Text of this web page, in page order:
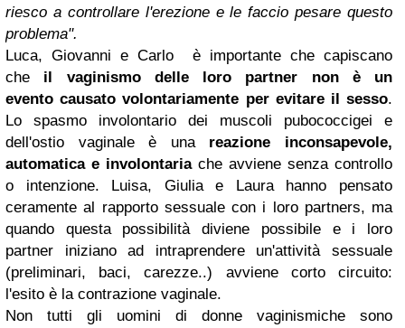
riesco a controllare l'erezione e le faccio pesare questo
problema".
Luca, Giovanni e Carlo è importante che capiscano
che il vaginismo delle loro partner non è un
evento causato volontariamente per evitare il sesso.
Lo spasmo involontario dei muscoli pubococcigei e
dell'ostio vaginale è unareazione inconsapevole,
automatica e involontariache avviene senza controllo
o intenzione. Luisa, Giulia e Laura hanno pensato
ceramente al rapporto sessuale con i loro partners, ma
quando questa possibilità diviene possibile e i loro
partner iniziano ad intraprendere un'attività sessuale
(preliminari, baci, carezze..) avviene corto circuito:
l'esito è la contrazione vaginale.
Non tutti gli uomini di donne vaginismiche sono